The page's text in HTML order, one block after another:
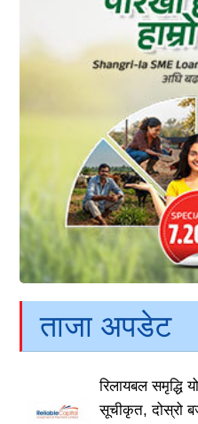
ताजा अपडेट
रिलायबल समृद्धि
सूचीकृत, दोस्रो